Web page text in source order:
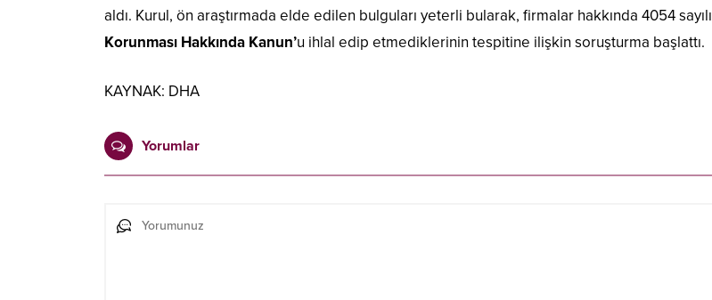
aldı. Kurul, ön araştırmada elde edilen bulguları yeterli bularak, firmalar hakkında 4054 sayılı
Korunması Hakkında Kanun’u ihlal edip etmediklerinin tespitine ilişkin soruşturma başlattı.
KAYNAK: DHA
Yorumlar